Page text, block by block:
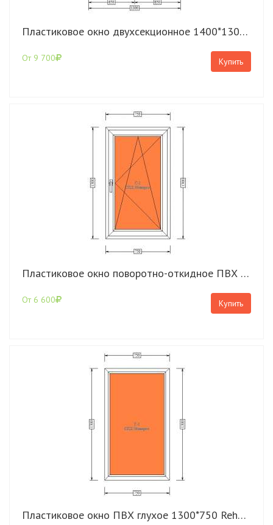
Пластиковое окно двухсекционное 1400*1300 Rehau Blitz с поворотно-откидной створкой
От 9 700 Купить
Пластиковое окно поворотно-откидное ПВХ 1300*750 Rehau Blitz
От 6 600 Купить
Пластиковое окно ПВХ глухое 1300*750 Rehau Blitz